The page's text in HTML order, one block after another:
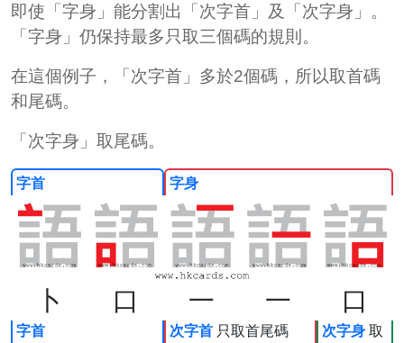
即使「字身」能分割出「次字首」及「次字身」。
「字身」仍保持最多只取三個碼的規則。
在這個例子，「次字首」多於2個碼，所以取首碼
和尾碼。
「次字身」取尾碼。
字首 字身
卜 口 一 一 口
字首 次字首只取首尾碼 次字身 取